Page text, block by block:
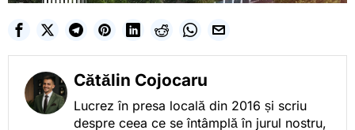
Cătălin Cojocaru
Lucrez în presa locală din 2016 și scriu
despre ceea ce se întâmplă în jurul nostru,